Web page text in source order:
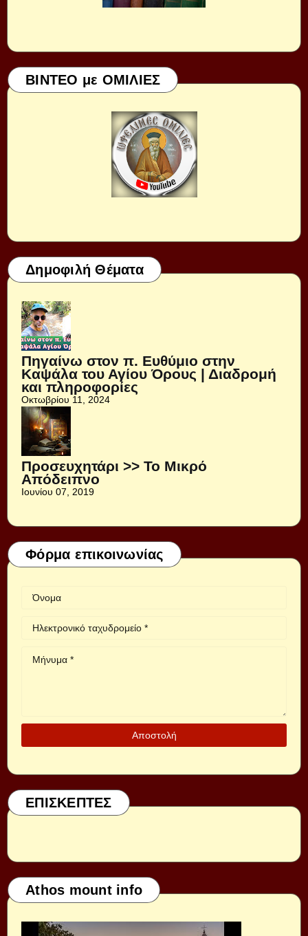
ΒΙΝΤΕΟ με ΟΜΙΛΙΕΣ
Δημοφιλή Θέματα
Πηγαίνω στον π. Ευθύμιο στην
Καψάλα του Αγίου Όρους | Διαδρομή
και πληροφορίες
Οκτωβρίου 11, 2024
Προσευχητάρι >> Το Μικρό
Απόδειπνο
Ιουνίου 07, 2019
Φόρμα επικοινωνίας
ΕΠΙΣΚΕΠΤΕΣ
Athos mount info